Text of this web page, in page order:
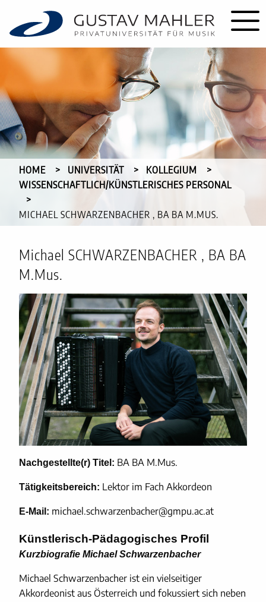
HOME UNIVERSITÄT
KOLLEGIUM
WISSENSCHAFTLICH/KÜNSTLERISCHES PERSONAL
CURRENT:
MICHAEL SCHWARZENBACHER , BA BA M.MUS.
Michael SCHWARZENBACHER , BA BA
M.Mus.
Nachgestellte(r) Titel: BA BA M.Mus.
Tätigkeitsbereich: Lektor im Fach Akkordeon
E-Mail: michael.schwarzenbacher@gmpu.ac.at
Künstlerisch-Pädagogisches Profil
Kurzbiografie Michael Schwarzenbacher
Michael Schwarzenbacher ist ein vielseitiger
Akkordeonist aus Österreich und fokussiert sich neben